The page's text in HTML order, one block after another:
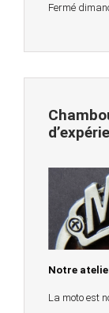
Fermé
Notre
La moto est